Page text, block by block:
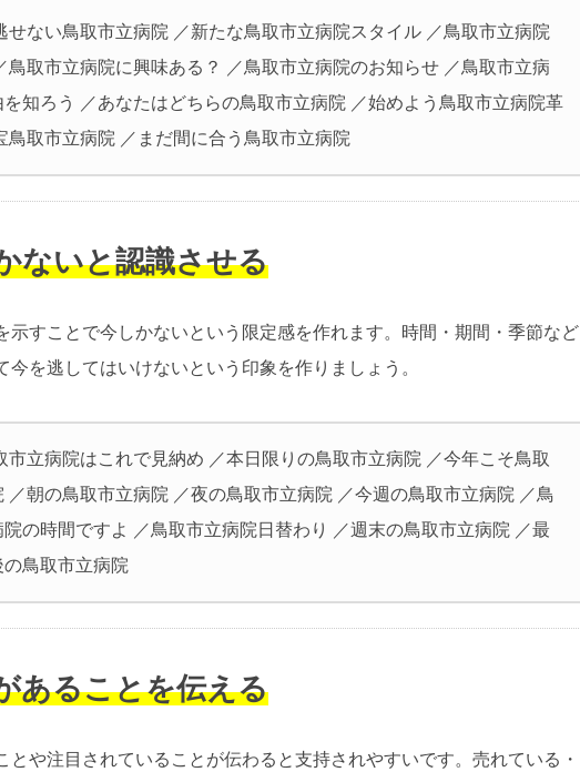
せない鳥取市立病院 ／新たな鳥取市立病院スタイル ／鳥取市立病院
鳥取市立病院に興味ある？ ／鳥取市立病院のお知らせ ／鳥取市立病
を知ろう ／あなたはどちらの鳥取市立病院 ／始めよう鳥取市立病院革
鳥取市立病院 ／まだ間に合う鳥取市立病院
ないと認識させる
示すことで今しかないという限定感を作れます。時間・期間・季節など
今を逃してはいけないという印象を作りましょう。
市立病院はこれで見納め ／本日限りの鳥取市立病院 ／今年こそ鳥取
／朝の鳥取市立病院 ／夜の鳥取市立病院 ／今週の鳥取市立病院 ／鳥
の時間ですよ ／鳥取市立病院日替わり ／週末の鳥取市立病院 ／最
鳥取市立病院
あることを伝える
とや注目されていることが伝わると支持されやすいです。売れている・